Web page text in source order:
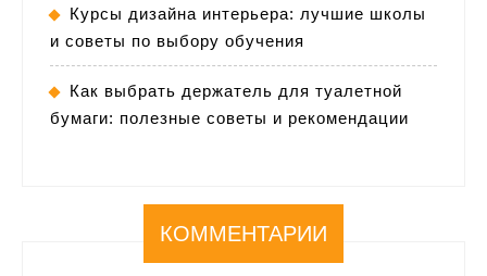
Курсы дизайна интерьера: лучшие школы
и советы по выбору обучения
Как выбрать держатель для туалетной
бумаги: полезные советы и рекомендации
КОММЕНТАРИИ